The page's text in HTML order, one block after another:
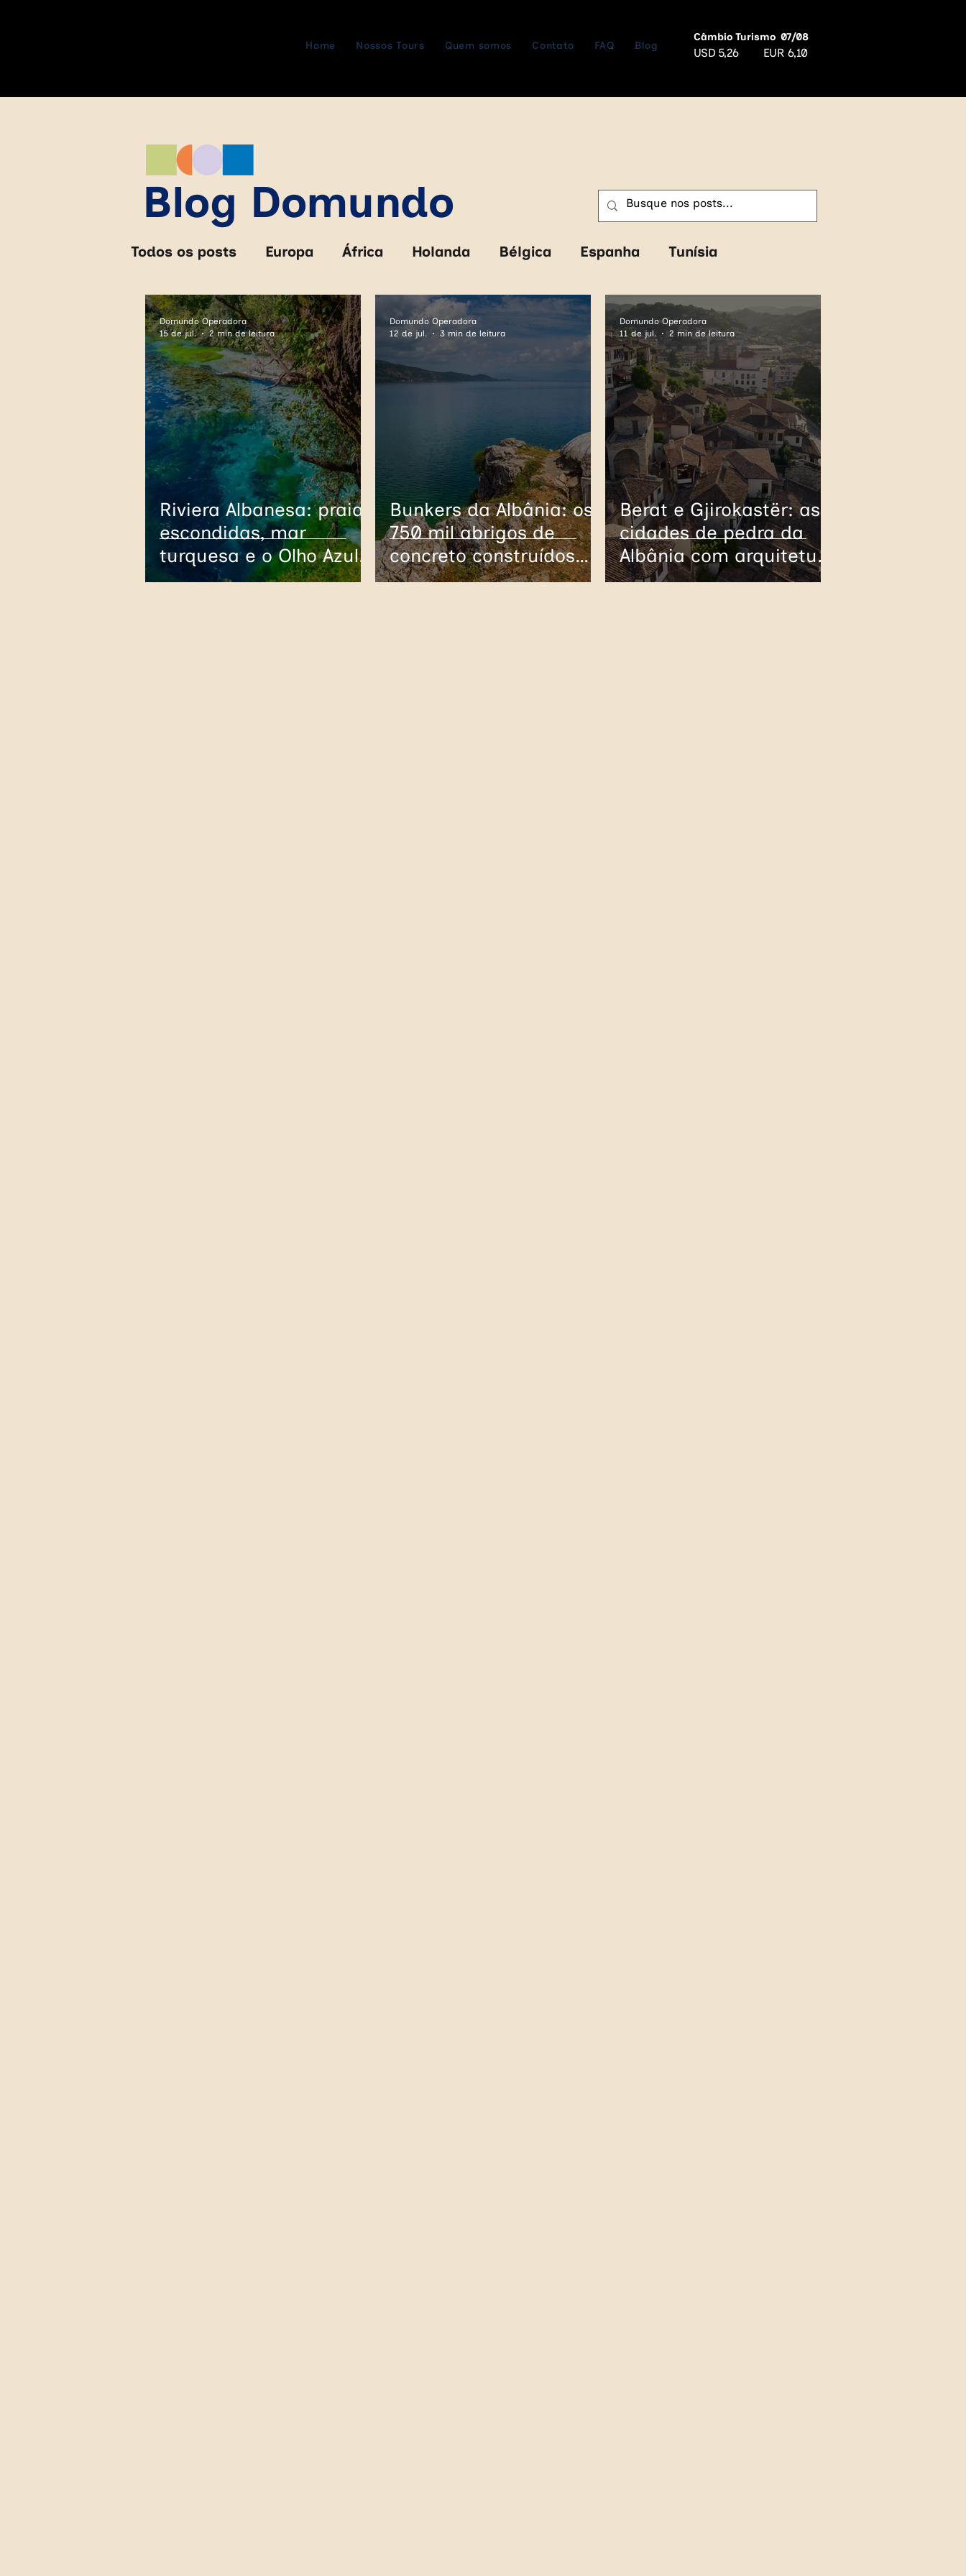
Home Nossos Tours Quem somos Contato FAQ Blog
Câmbio Turismo 07/08
USD 5,26 EUR 6,10
Blog Domundo
Todos os posts Europa África Holanda Bélgica Espanha Tunísia
África do Sul Zimbabwe Zâmbia Botswana Cruzeiro Croácia Azerbaijão
Geórgia Armênia Itália Bulgária França Alemanha
Áustria Hungria República Tcheca Grécia Cuba Panamá
Oceania Austrália
Riviera Albanesa: praias
escondidas, mar
turquesa e o Olho Azul
que encanta o
Domundo Operadora
15 de jul.
2 min de leitura
Bunkers da Albânia: os
750 mil abrigos de
concreto construídos
para uma invasão que
Domundo Operadora
12 de jul.
3 min de leitura
Berat e Gjirokastër: as
cidades de pedra da
Albânia com arquitetura
otomana reconhecida
Domundo Operadora
11 de jul.
2 min de leitura